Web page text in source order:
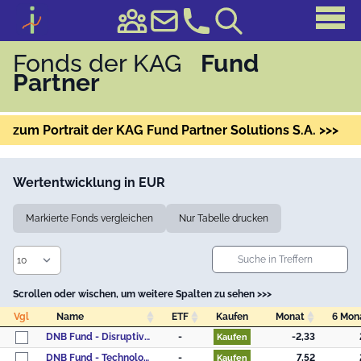
Fonds der KAG Fund
Partner
zum Portrait der KAG Fund Partner Solutions S.A. >>>
Wertentwicklung in EUR
Markierte Fonds vergleichen Nur Tabelle drucken
Scrollen oder wischen, um weitere Spalten zu sehen >>>
Vgl
Name ETF Kaufen Monat
6
Vgl
Name ETF Kaufen Monat 6
DNB Fund - Disruptive Opportunities A (ACC) EUR - Kaufen -2,33
DNB Fund - Technology A (ACC) EUR
- Kaufen 7,52